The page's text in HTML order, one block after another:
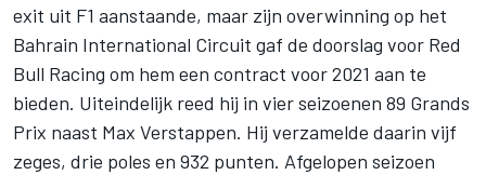
exit uit F1 aanstaande, maar zijn overwinning op het
Bahrain International Circuit gaf de doorslag voor Red
Bull Racing om hem een contract voor 2021 aan te
bieden. Uiteindelijk reed hij in vier seizoenen 89 Grands
Prix naast Max Verstappen. Hij verzamelde daarin vijf
zeges, drie poles en 932 punten. Afgelopen seizoen